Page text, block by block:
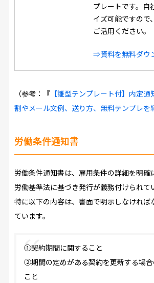
プレートです。自
イズ可能ですので
ご活用ください。
⇒資料を無料ダウ
（参考：『【雛型テンプレート付】内定通
割やメール文例、送り方、無料テンプレを
労働条件通知書
労働条件通知書は、雇用条件の詳細を明確
労働基準法に基づき発行が義務付けられて
特に以下の内容は、書面で明示しなければ
ています。
①契約期間に関すること
②期間の定めがある契約を更新する場
こと